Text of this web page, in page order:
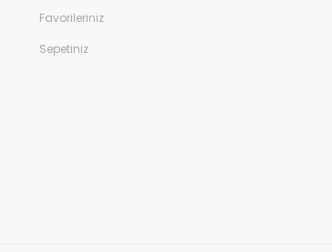
Favorileriniz
Sepetiniz